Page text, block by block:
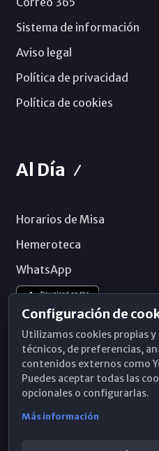
Sistema de información
Aviso legal
Política de privacidad
Política de cookies
Al Día
Horarios de Misa
Hemeroteca
WhatsApp
Configuración de
Utilizamos cookies propias
técnicos, de preferencias,
contenidos externos como
Puedes aceptar todas las
opcionales o configurarlas.
Más información